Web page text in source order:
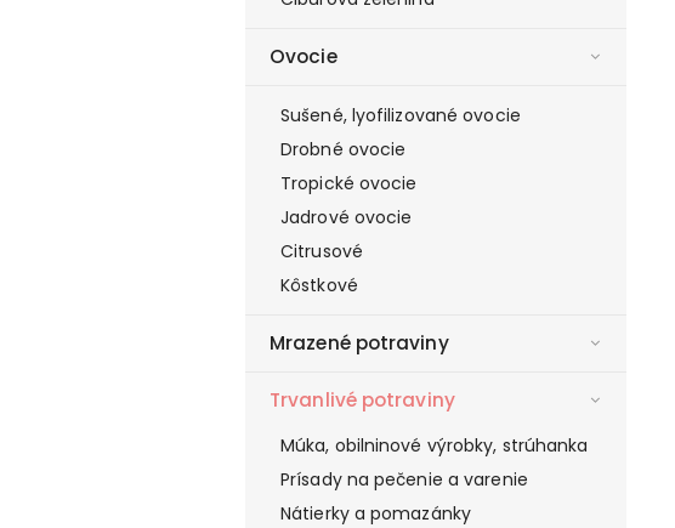
Ovocie
Sušené, lyofilizované ovocie
Drobné ovocie
Tropické ovocie
Jadrové ovocie
Citrusové
Kôstkové
Mrazené potraviny
Trvanlivé potraviny
Múka, obilninové výrobky, strúhanka
Prísady na pečenie a varenie
Nátierky a pomazánky